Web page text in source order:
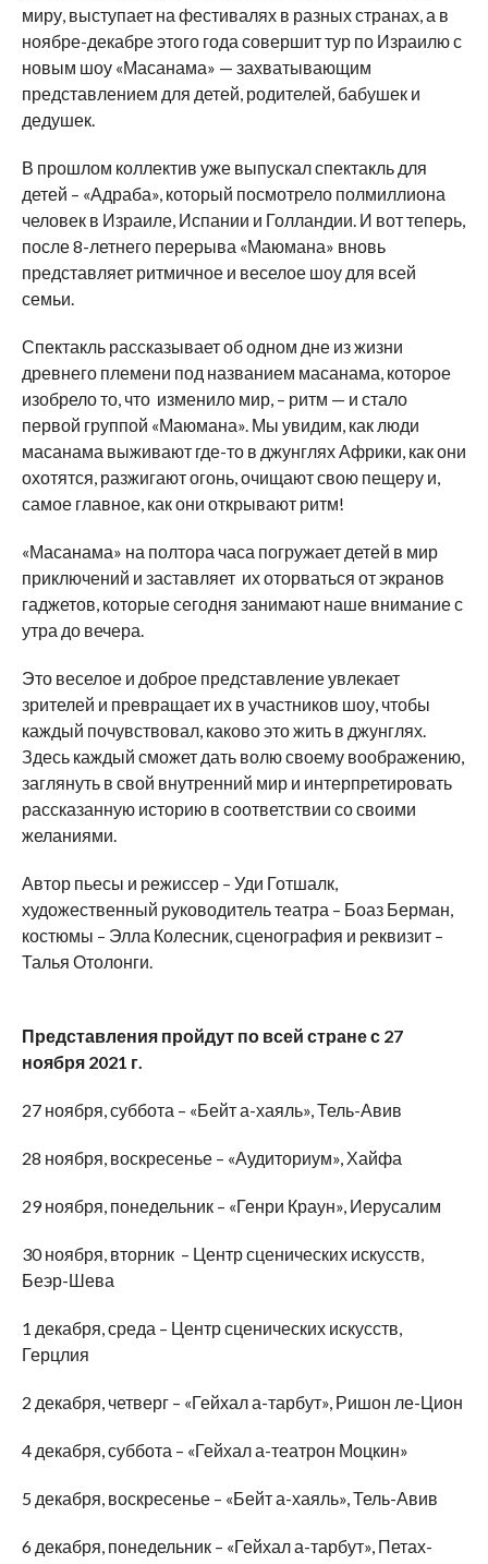
миру, выступает на фестивалях в разных странах, а в
ноябре-декабре этого года совершит тур по Израилю с
новым шоу «Масанама» — захватывающим
представлением для детей, родителей, бабушек и
дедушек.
В прошлом коллектив уже выпускал спектакль для
детей – «Адраба», который посмотрело полмиллиона
человек в Израиле, Испании и Голландии. И вот теперь,
после 8-летнего перерыва «Маюмана» вновь
представляет ритмичное и веселое шоу для всей
семьи.
Спектакль рассказывает об одном дне из жизни
древнего племени под названием масанама, которое
изобрело то, что изменило мир, – ритм — и стало
первой группой «Маюмана». Мы увидим, как люди
масанама выживают где-то в джунглях Африки, как они
охотятся, разжигают огонь, очищают свою пещеру и,
самое главное, как они открывают ритм!
«Масанама» на полтора часа погружает детей в мир
приключений и заставляет их оторваться от экранов
гаджетов, которые сегодня занимают наше внимание с
утра до вечера.
Это веселое и доброе представление увлекает
зрителей и превращает их в участников шоу, чтобы
каждый почувствовал, каково это жить в джунглях.
Здесь каждый сможет дать волю своему воображению,
заглянуть в свой внутренний мир и интерпретировать
рассказанную историю в соответствии со своими
желаниями.
Автор пьесы и режиссер – Уди Готшалк,
художественный руководитель театра – Боаз Берман,
костюмы – Элла Колесник, сценография и реквизит –
Талья Отолонги.
Представления пройдут по всей стране с 27
ноября 2021 г.
27 ноября, суббота – «Бейт а-хаяль», Тель-Авив
28 ноября, воскресенье – «Аудиториум», Хайфа
29 ноября, понедельник – «Генри Краун», Иерусалим
30 ноября, вторник – Центр сценических искусств,
Беэр-Шева
1 декабря, среда – Центр сценических искусств,
Герцлия
2 декабря, четверг – «Гейхал а-тарбут», Ришон ле-Цион
4 декабря, суббота – «Гейхал а-театрон Моцкин»
5 декабря, воскресенье – «Бейт а-хаяль», Тель-Авив
6 декабря, понедельник – «Гейхал а-тарбут», Петах-